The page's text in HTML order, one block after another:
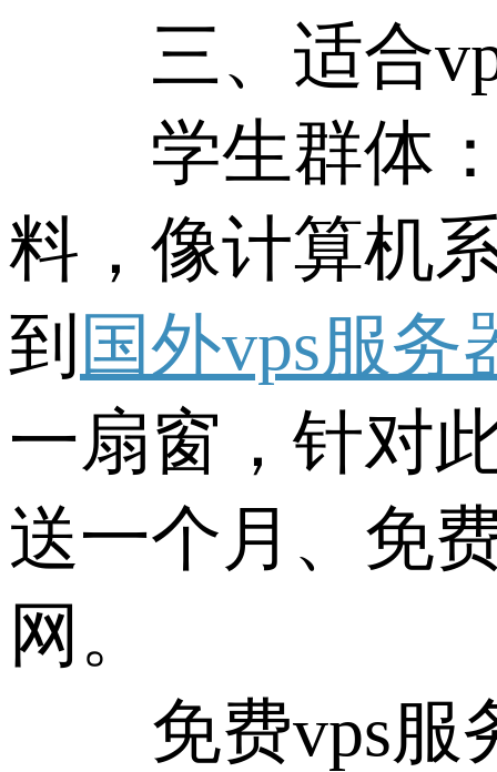
三、适合
学生群体：
料，像计算机
到国外vps服务
一扇窗，针对
送一个月、免
网。
免费vps服